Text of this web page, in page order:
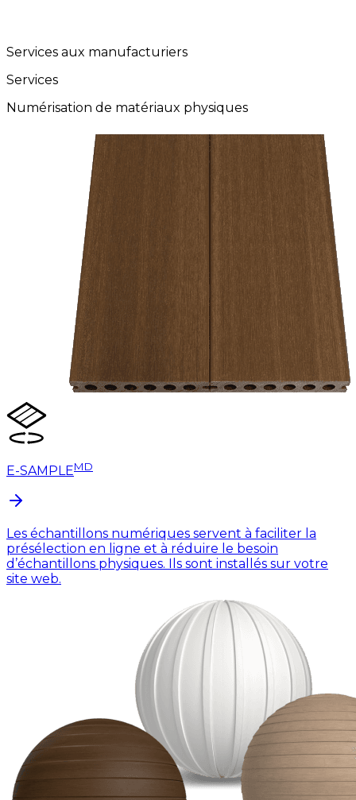
Services aux manufacturiers
Services
Numérisation de matériaux physiques
E-SAMPLEMD
Les échantillons numériques servent à faciliter la
présélection en ligne et à réduire le besoin
d’échantillons physiques. Ils sont installés sur votre
site web.